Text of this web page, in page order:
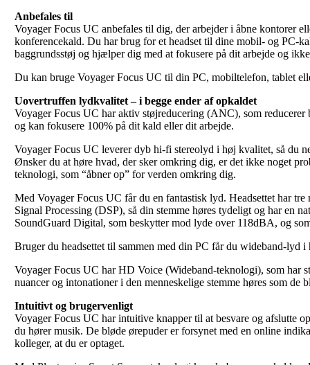
Anbefales til
Voyager Focus UC anbefales til dig, der arbejder i åbne kontorer
konferencekald. Du har brug for et headset til dine mobil- og PC-
baggrundsstøj og hjælper dig med at fokusere på dit arbejde og
Du kan bruge Voyager Focus UC til din PC, mobiltelefon, tablet
Uovertruffen lydkvalitet – i begge ender af opkaldet
Voyager Focus UC har aktiv støjreducering (ANC), som
og kan fokusere 100% på dit kald eller dit arbejde.
Voyager Focus UC leverer dyb hi-fi stereolyd i høj kvalitet, så du
Ønsker du at høre hvad, der sker omkring dig, er det ikke noget
teknologi, som “åbner op” for verden omkring dig.
Med Voyager Focus UC får du en fantastisk lyd. Headsettet har
Signal Processing (DSP), så din stemme høres tydeligt og har en
SoundGuard Digital, som beskytter mod lyde over 118dBA, og
Bruger du headsettet til sammen med din PC får du wideband-lyd
Voyager Focus UC har HD Voice (Wideband-teknologi), som har
nuancer og intonationer i den menneskelige stemme høres som de
Intuitivt og brugervenligt
Voyager Focus UC har intuitive knapper til at besvare og afslutte
du hører musik. De bløde ørepuder er forsynet med en online
kolleger, at du er optaget.